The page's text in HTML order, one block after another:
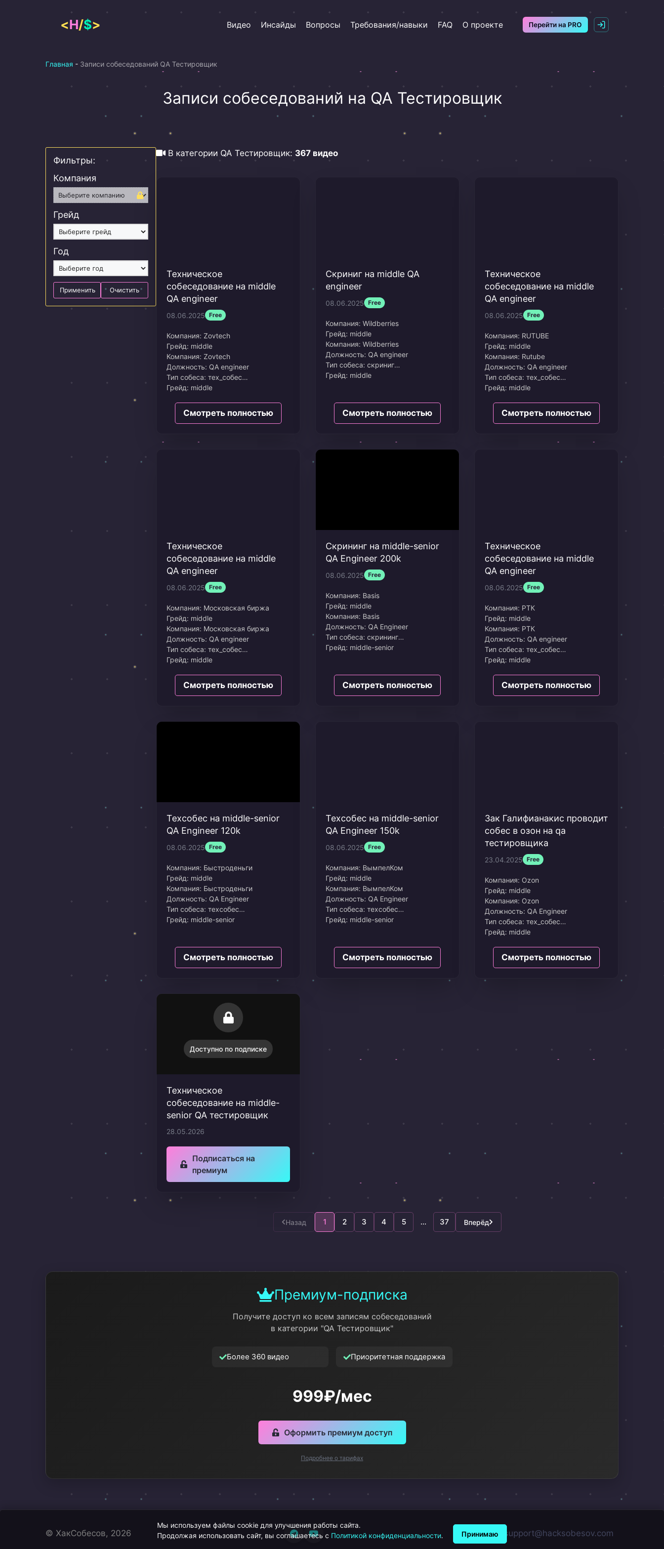
содержимому
<H/$> Видео Инсайды Вопросы Требования/навыки FAQ О проекте Перейти на PRO
Главная - Записи собеседований QA Тестировщик
Записи собеседований на QA Тестировщик
Фильтры:
Компания
Грейд
Год
Применить Очистить
В категории QA Тестировщик: 367 видео
Техническое
собеседование на middle
QA engineer
08.06.2025 Free
Компания: Zovtech
Грейд: middle
Компания: Zovtech
Должность: QA engineer
Тип собеса: тех_собес
Грейд: middle
Сколько просил: 150к
Вилка: 150к
Смотреть полностью
Скриниг на middle QA
engineer
08.06.2025 Free
Компания: Wildberries
Грейд: middle
Компания: Wildberries
Должность: QA engineer
Тип собеса: скриниг
Грейд: middle
Опыт в резюме: 3,5 года
Смотреть полностью
Техническое
собеседование на middle
QA engineer
08.06.2025 Free
Компания: RUTUBE
Грейд: middle
Компания: Rutube
Должность: QA engineer
Тип собеса: тех_собес
Грейд: middle
Сколько просил: 150к
Опыт в резюме: 3,5 года
Смотреть полностью
Техническое
собеседование на middle
QA engineer
08.06.2025 Free
Компания: Московская биржа
Грейд: middle
Компания: Московская биржа
Должность: QA engineer
Тип собеса: тех_собес
Грейд: middle
Сколько просил: 160к
Вилка: 180к
Смотреть полностью
Скрининг на middle-senior
QA Engineer 200k
08.06.2025 Free
Компания: Basis
Грейд: middle
Компания: Basis
Должность: QA Engineer
Тип собеса: скрининг
Грейд: middle-senior
Опыт в резюме: 2,5 года
Смотреть полностью
Техническое
собеседование на middle
QA engineer
08.06.2025 Free
Компания: РТК
Грейд: middle
Компания: РТК
Должность: QA engineer
Тип собеса: тех_собес
Грейд: middle
Сколько просил: 150к
Опыт в резюме: 3,5 года
Смотреть полностью
Техсобес на middle-senior
QA Engineer 120k
08.06.2025 Free
Компания: Быстроденьги
Грейд: middle
Компания: Быстроденьги
Должность: QA Engineer
Тип собеса: техсобес
Грейд: middle-senior
Вилка: от 120
Смотреть полностью
Техсобес на middle-senior
QA Engineer 150k
08.06.2025 Free
Компания: ВымпелКом
Грейд: middle
Компания: ВымпелКом
Должность: QA Engineer
Тип собеса: техсобес
Грейд: middle-senior
Вилка: от 150
Опыт в резюме: 3,2 года
Смотреть полностью
Зак Галифианакис проводит
собес в озон на qa
тестировщика
23.04.2025 Free
Компания: Ozon
Грейд: middle
Компания: Ozon
Должность: QA Engineer
Тип собеса: тех_собес
Грейд: middle
Смотреть полностью
Доступно по подписке
Техническое
собеседование на middle-
senior QA тестировщик
28.05.2026
Подписаться на
премиум
Назад 1 2 3 4 5 ... 37 Вперёд
Премиум-подписка
Получите доступ ко всем записям собеседований
в категории "QA Тестировщик"
Более 360 видео Приоритетная поддержка
999₽/мес
Оформить премиум доступ
Подробнее о тарифах
© ХакСобесов, 2026 support@hacksobesov.com
Мы используем файлы cookie для улучшения работы сайта.
Продолжая использовать сайт, вы соглашаетесь с Политикой конфиденциальности. Принимаю